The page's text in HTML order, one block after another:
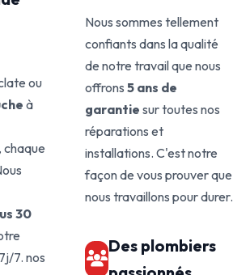
ou
à
, chaque
30
7. nos
Nous sommes tellement
confiants dans la qualité
de notre travail que nous
offrons 5 ans de
garantie sur toutes nos
réparations et
installations. C'est notre
façon de vous prouver que
nous travaillons pour durer.
Des plombiers